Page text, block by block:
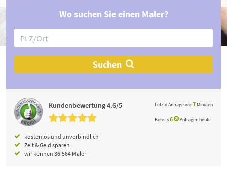
Wo suchen Sie einen Maler?
Suchen
Kundenbewertung 4.6/5 Letzte Anfrage vor7 Minuten
Bereits6 Anfragen heute
kostenlos und unverbindlich
Zeit & Geld sparen
wir kennen 36.564 Maler